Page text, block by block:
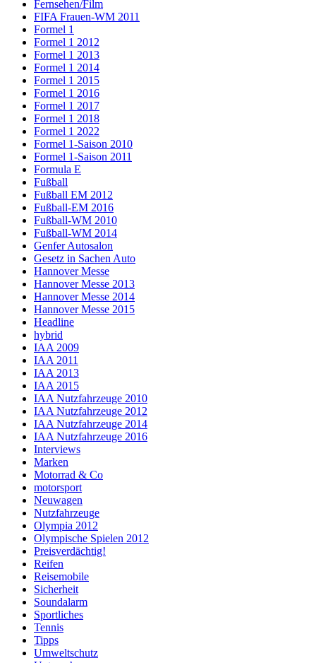
Fernsehen/Film
FIFA Frauen-WM 2011
Formel 1
Formel 1 2012
Formel 1 2013
Formel 1 2014
Formel 1 2015
Formel 1 2016
Formel 1 2017
Formel 1 2018
Formel 1 2022
Formel 1-Saison 2010
Formel 1-Saison 2011
Formula E
Fußball
Fußball EM 2012
Fußball-EM 2016
Fußball-WM 2010
Fußball-WM 2014
Genfer Autosalon
Gesetz in Sachen Auto
Hannover Messe
Hannover Messe 2013
Hannover Messe 2014
Hannover Messe 2015
Headline
hybrid
IAA 2009
IAA 2011
IAA 2013
IAA 2015
IAA Nutzfahrzeuge 2010
IAA Nutzfahrzeuge 2012
IAA Nutzfahrzeuge 2014
IAA Nutzfahrzeuge 2016
Interviews
Marken
Motorrad & Co
motorsport
Neuwagen
Nutzfahrzeuge
Olympia 2012
Olympische Spielen 2012
Preisverdächtig!
Reifen
Reisemobile
Sicherheit
Soundalarm
Sportliches
Tennis
Tipps
Umweltschutz